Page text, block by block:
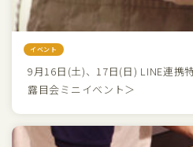
イベント
9月16日(土)、17日(日) LINE連
露目会ミニイベント＞